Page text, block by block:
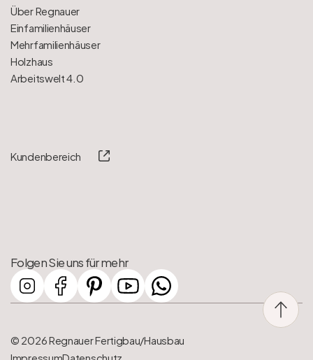
Über Regnauer
Einfamilienhäuser
Mehrfamilienhäuser
Holzhaus
Arbeitswelt 4.0
Kundenbereich
Folgen Sie uns für mehr
© 2026 Regnauer Fertigbau/Hausbau